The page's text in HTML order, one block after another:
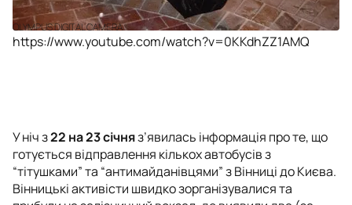
OLYMPUS DIGITAL CAMERA
https://www.youtube.com/watch?v=0KKdhZZ1AMQ
У ніч з22 на 23 січняз’явилась інформація про те, що
готується відправлення кількох автобусів з
“тітушками” та “антимайданівцями” з Вінниці до Києва.
Вінницькі активісти швидко зорганізувалися та